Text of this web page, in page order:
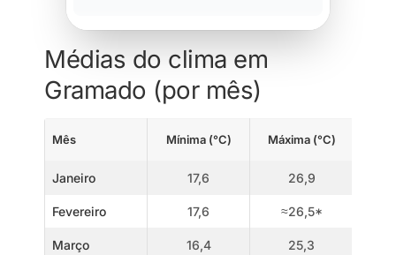
Médias do clima em
Gramado (por mês)
Mês Mínima (°C) Máxima (°C)
Janeiro 17,6 26,9
Fevereiro 17,6 ≈26,5*
Março 16,4 25,3